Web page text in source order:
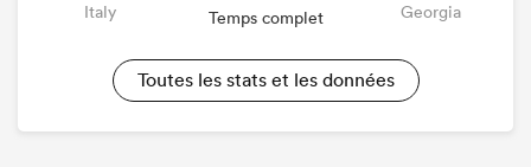
Italy Temps complet Georgia
Toutes les stats et les données